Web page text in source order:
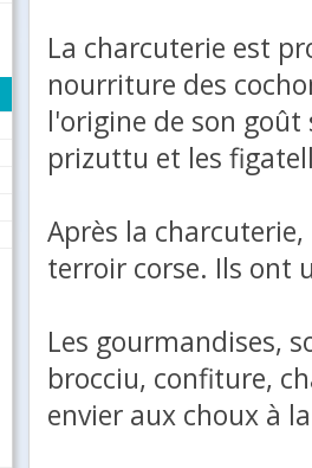
La charcuterie est
nourriture des
l'origine de son goût
prizuttu et les
Après la
terroir corse. Ils ont
Les gourmandises,
brocciu, confiture,
envier aux choux à